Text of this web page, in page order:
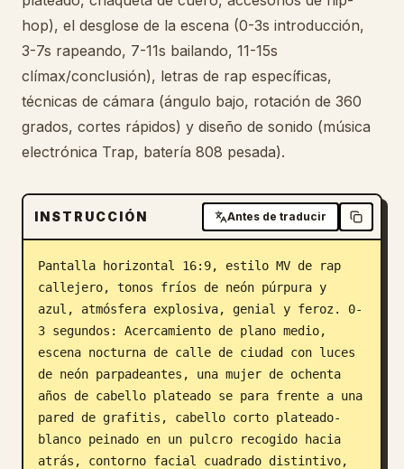
hop), el desglose de la escena (0-3s introducción,
3-7s rapeando, 7-11s bailando, 11-15s
clímax/conclusión), letras de rap específicas,
técnicas de cámara (ángulo bajo, rotación de 360
grados, cortes rápidos) y diseño de sonido (música
electrónica Trap, batería 808 pesada).
INSTRUCCIÓN Antes de traducir
Pantalla horizontal 16:9, estilo MV de rap
callejero, tonos fríos de neón púrpura y
azul, atmósfera explosiva, genial y feroz. 0-
3 segundos: Acercamiento de plano medio,
escena nocturna de calle de ciudad con luces
de neón parpadeantes, una mujer de ochenta
años de cabello plateado se para frente a una
pared de grafitis, cabello corto plateado-
blanco peinado en un pulcro recogido hacia
atrás, contorno facial cuadrado distintivo,